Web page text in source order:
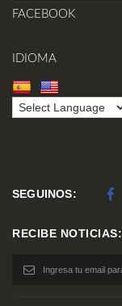
FACEBOOK
IDIOMA
SEGUINOS:
RECIBE NOTICIAS: